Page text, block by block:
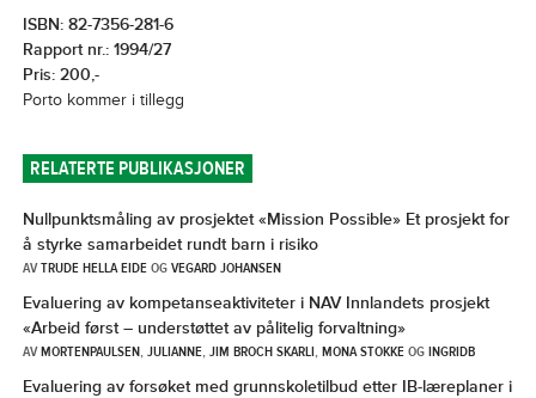
ISBN: 82-7356-281-6
Rapport nr.: 1994/27
Pris: 200,-
Porto kommer i tillegg
RELATERTE PUBLIKASJONER
Nullpunktsmåling av prosjektet «Mission Possible» Et prosjekt for
å styrke samarbeidet rundt barn i risiko
AVTRUDE HELLA EIDEOGVEGARD JOHANSEN
Evaluering av kompetanseaktiviteter i NAV Innlandets prosjekt
«Arbeid først – understøttet av pålitelig forvaltning»
AVMORTENPAULSEN,JULIANNE,JIM BROCH SKARLI,MONA STOKKEOGINGRIDB
Evaluering av forsøket med grunnskoletilbud etter IB-læreplaner i